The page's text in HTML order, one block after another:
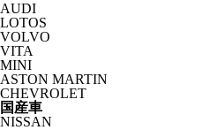
AUDI
LOTOS
VOLVO
VITA
MINI
ASTON MARTIN
CHEVROLET
国産車
NISSAN